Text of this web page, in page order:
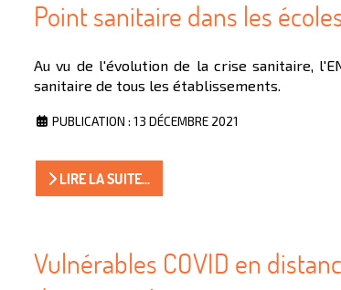
Point sanitaire dans les
Au vu de l'évolution de la crise sanitaire,
sanitaire de tous les établissements.
PUBLICATION : 13 DÉCEMBRE 2021
LIRE LA SUITE...
Vulnérables COVID en